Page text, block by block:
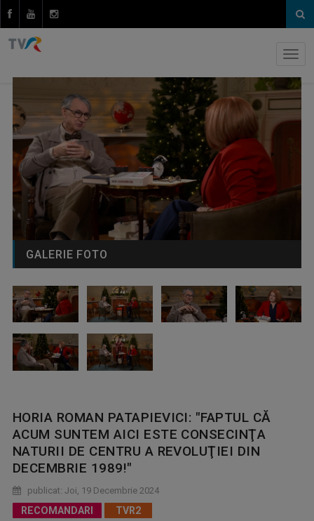
GALERIE FOTO
HORIA ROMAN PATAPIEVICI: "FAPTUL CĂ
ACUM SUNTEM AICI ESTE CONSECINŢA
NATURII DE CENTRU A REVOLUŢIEI DIN
DECEMBRIE 1989!"
publicat: Joi, 19 Decembrie 2024
RECOMANDARI TVR2